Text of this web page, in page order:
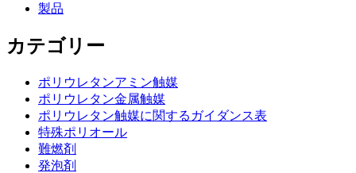
製品
カテゴリー
ポリウレタンアミン触媒
ポリウレタン金属触媒
ポリウレタン触媒に関するガイダンス表
特殊ポリオール
難燃剤
発泡剤